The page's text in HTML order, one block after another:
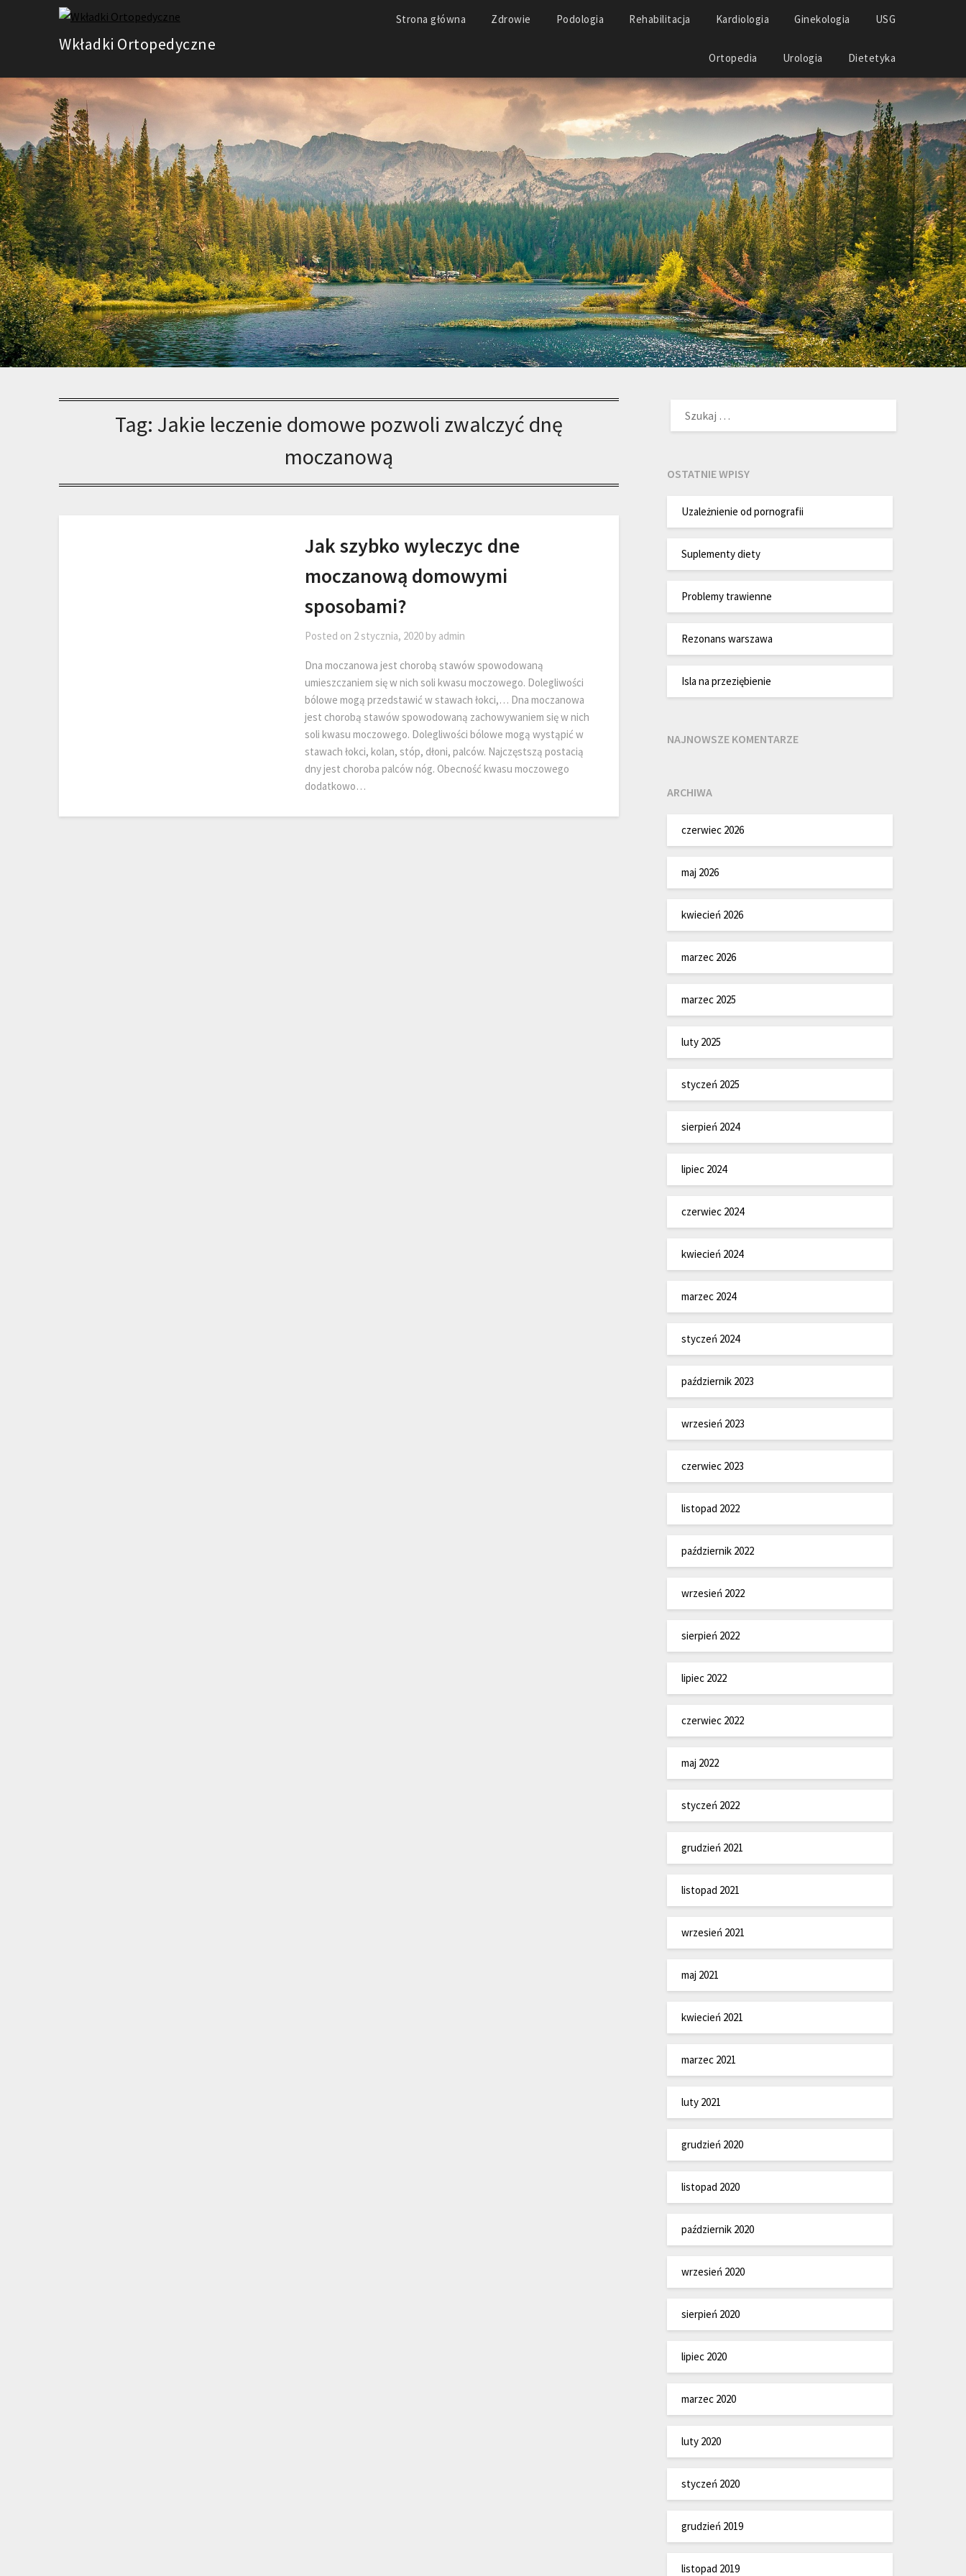
Wkładki Ortopedyczne
Strona główna Zdrowie Podologia Rehabilitacja Kardiologia Ginekologia USG
Ortopedia Urologia Dietetyka
Tag: Jakie leczenie domowe pozwoli zwalczyć dnę
moczanową
Jak szybko wyleczyc dne
moczanową domowymi
sposobami?
Posted on 2 stycznia, 2020by admin
Dna moczanowa jest chorobą stawów spowodowaną
umieszczaniem się w nich soli kwasu moczowego. Dolegliwości
bólowe mogą przedstawić w stawach łokci,… Dna moczanowa
jest chorobą stawów spowodowaną zachowywaniem się w nich
soli kwasu moczowego. Dolegliwości bólowe mogą wystąpić w
stawach łokci, kolan, stóp, dłoni, palców. Najczęstszą postacią
dny jest choroba palców nóg. Obecność kwasu moczowego
dodatkowo…
OSTATNIE WPISY
Uzależnienie od pornografii
Suplementy diety
Problemy trawienne
Rezonans warszawa
Isla na przeziębienie
NAJNOWSZE KOMENTARZE
ARCHIWA
czerwiec 2026
maj 2026
kwiecień 2026
marzec 2026
marzec 2025
luty 2025
styczeń 2025
sierpień 2024
lipiec 2024
czerwiec 2024
kwiecień 2024
marzec 2024
styczeń 2024
październik 2023
wrzesień 2023
czerwiec 2023
listopad 2022
październik 2022
wrzesień 2022
sierpień 2022
lipiec 2022
czerwiec 2022
maj 2022
styczeń 2022
grudzień 2021
listopad 2021
wrzesień 2021
maj 2021
kwiecień 2021
marzec 2021
luty 2021
grudzień 2020
listopad 2020
październik 2020
wrzesień 2020
sierpień 2020
lipiec 2020
marzec 2020
luty 2020
styczeń 2020
grudzień 2019
listopad 2019